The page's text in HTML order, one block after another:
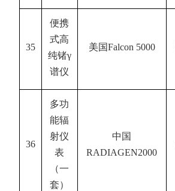
35
便携
式高
纯锗γ
谱仪
美国Falcon 5000
36
多功
能辐
射仪
表
（一
套）
中国
RADIAGEN2000